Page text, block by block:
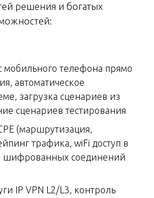
решения и богатых
мобильного телефона прямо
автоматическое
загрузка сценариев из
сценариев тестирования
(маршрутизация,
трафика, wiFi доступ в
шифрованных соединений
IP VPN L2/L3, контроль